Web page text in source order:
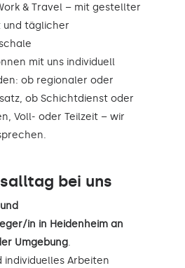
& Travel – mit gestellter
und täglicher
mit uns individuell
ob regionaler oder
ob Schichtdienst oder
Voll- oder Teilzeit – wir
bei uns
in in Heidenheim an
Umgebung.
individuelles Arbeiten